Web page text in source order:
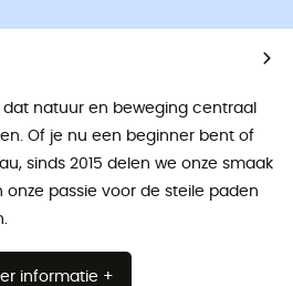
dat natuur en beweging centraal
Of je nu een beginner bent of
sinds 2015 delen we onze smaak
passie voor de steile paden
informatie +